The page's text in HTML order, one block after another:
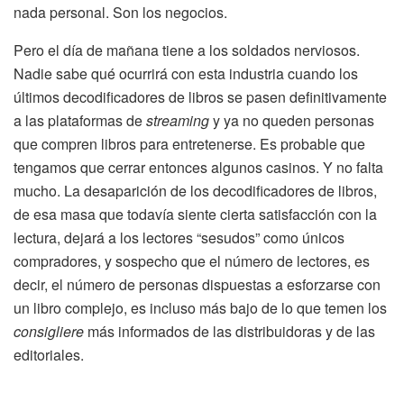
nada personal. Son los negocios.
Pero el día de mañana tiene a los soldados nerviosos.
Nadie sabe qué ocurrirá con esta industria cuando los
últimos decodificadores de libros se pasen definitivamente
a las plataformas destreamingy ya no queden personas
que compren libros para entretenerse. Es probable que
tengamos que cerrar entonces algunos casinos. Y no falta
mucho. La desaparición de los decodificadores de libros,
de esa masa que todavía siente cierta satisfacción con la
lectura, dejará a los lectores “sesudos” como únicos
compradores, y sospecho que el número de lectores, es
decir, el número de personas dispuestas a esforzarse con
un libro complejo, es incluso más bajo de lo que temen los
consigliere más informados de las distribuidoras y de las
editoriales.